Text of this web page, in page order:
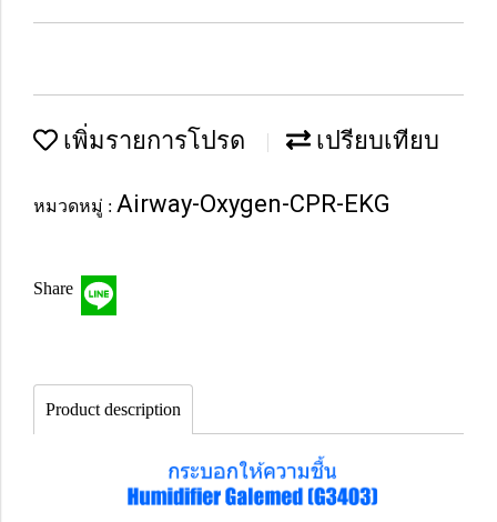
เพิ่มรายการโปรด เปรียบเทียบ
หมวดหมู่ : Airway-Oxygen-CPR-EKG
Share
Product description